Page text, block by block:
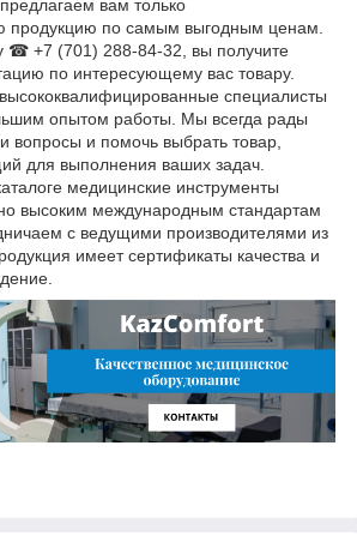
вам только
продукцию по самым выгодным ценам.
☎ +7 (701) 288-84-32, вы получите
по интересующему вас товару.
специалисты
опытом работы. Мы всегда рады
вопросы и помочь выбрать товар,
для выполнения ваших задач.
медицинские инструменты
высоким международным стандартам
с ведущими производителями из
имеет сертификаты качества и